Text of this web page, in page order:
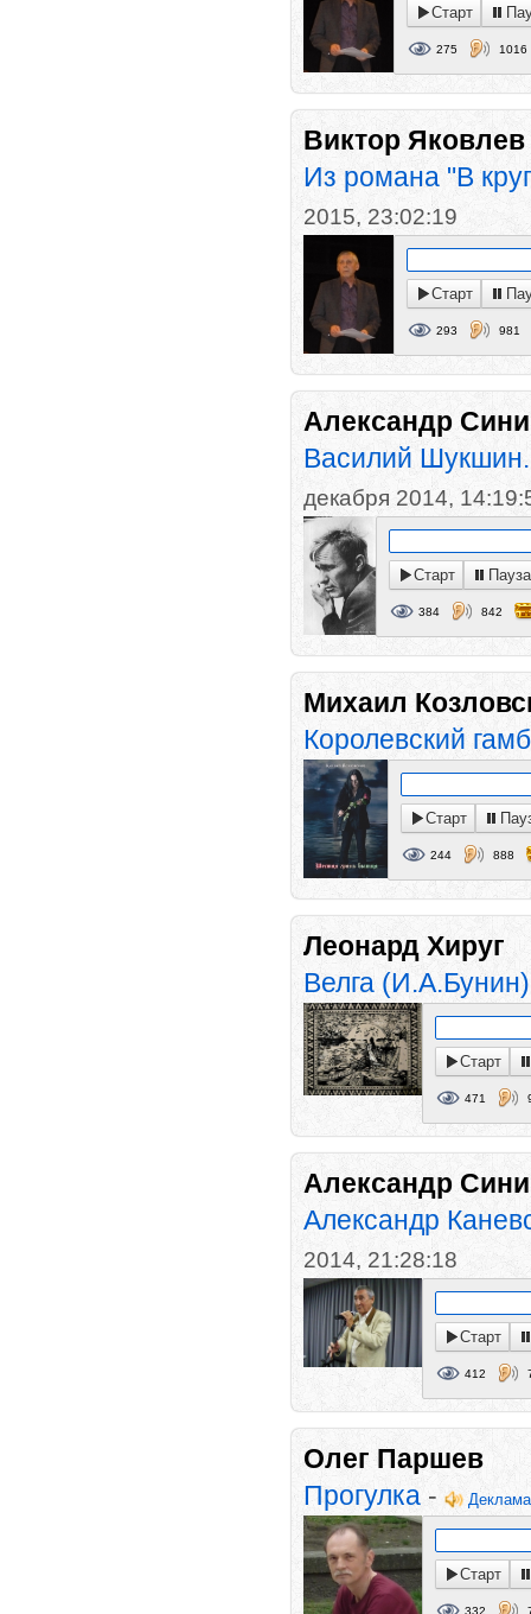
Старт
275 1016
Виктор Яковлев
Из романа "В
2015, 23:02:19
Старт
293 981
Александр
Василий Шукшин.
декабря 2014,
Старт Пауза
384 842
Михаил
Королевский
Старт
244 888
Леонард Хируг
Велга (И.А.Бунин)
Старт
471
Александр
Александр
2014, 21:28:18
Старт
412
Олег Паршев
Прогулка -
Старт
332